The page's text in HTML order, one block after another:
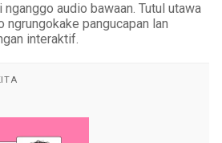
nganggo audio bawaan. Tutul utawa
ngrungokake pangucapan lan
interaktif.